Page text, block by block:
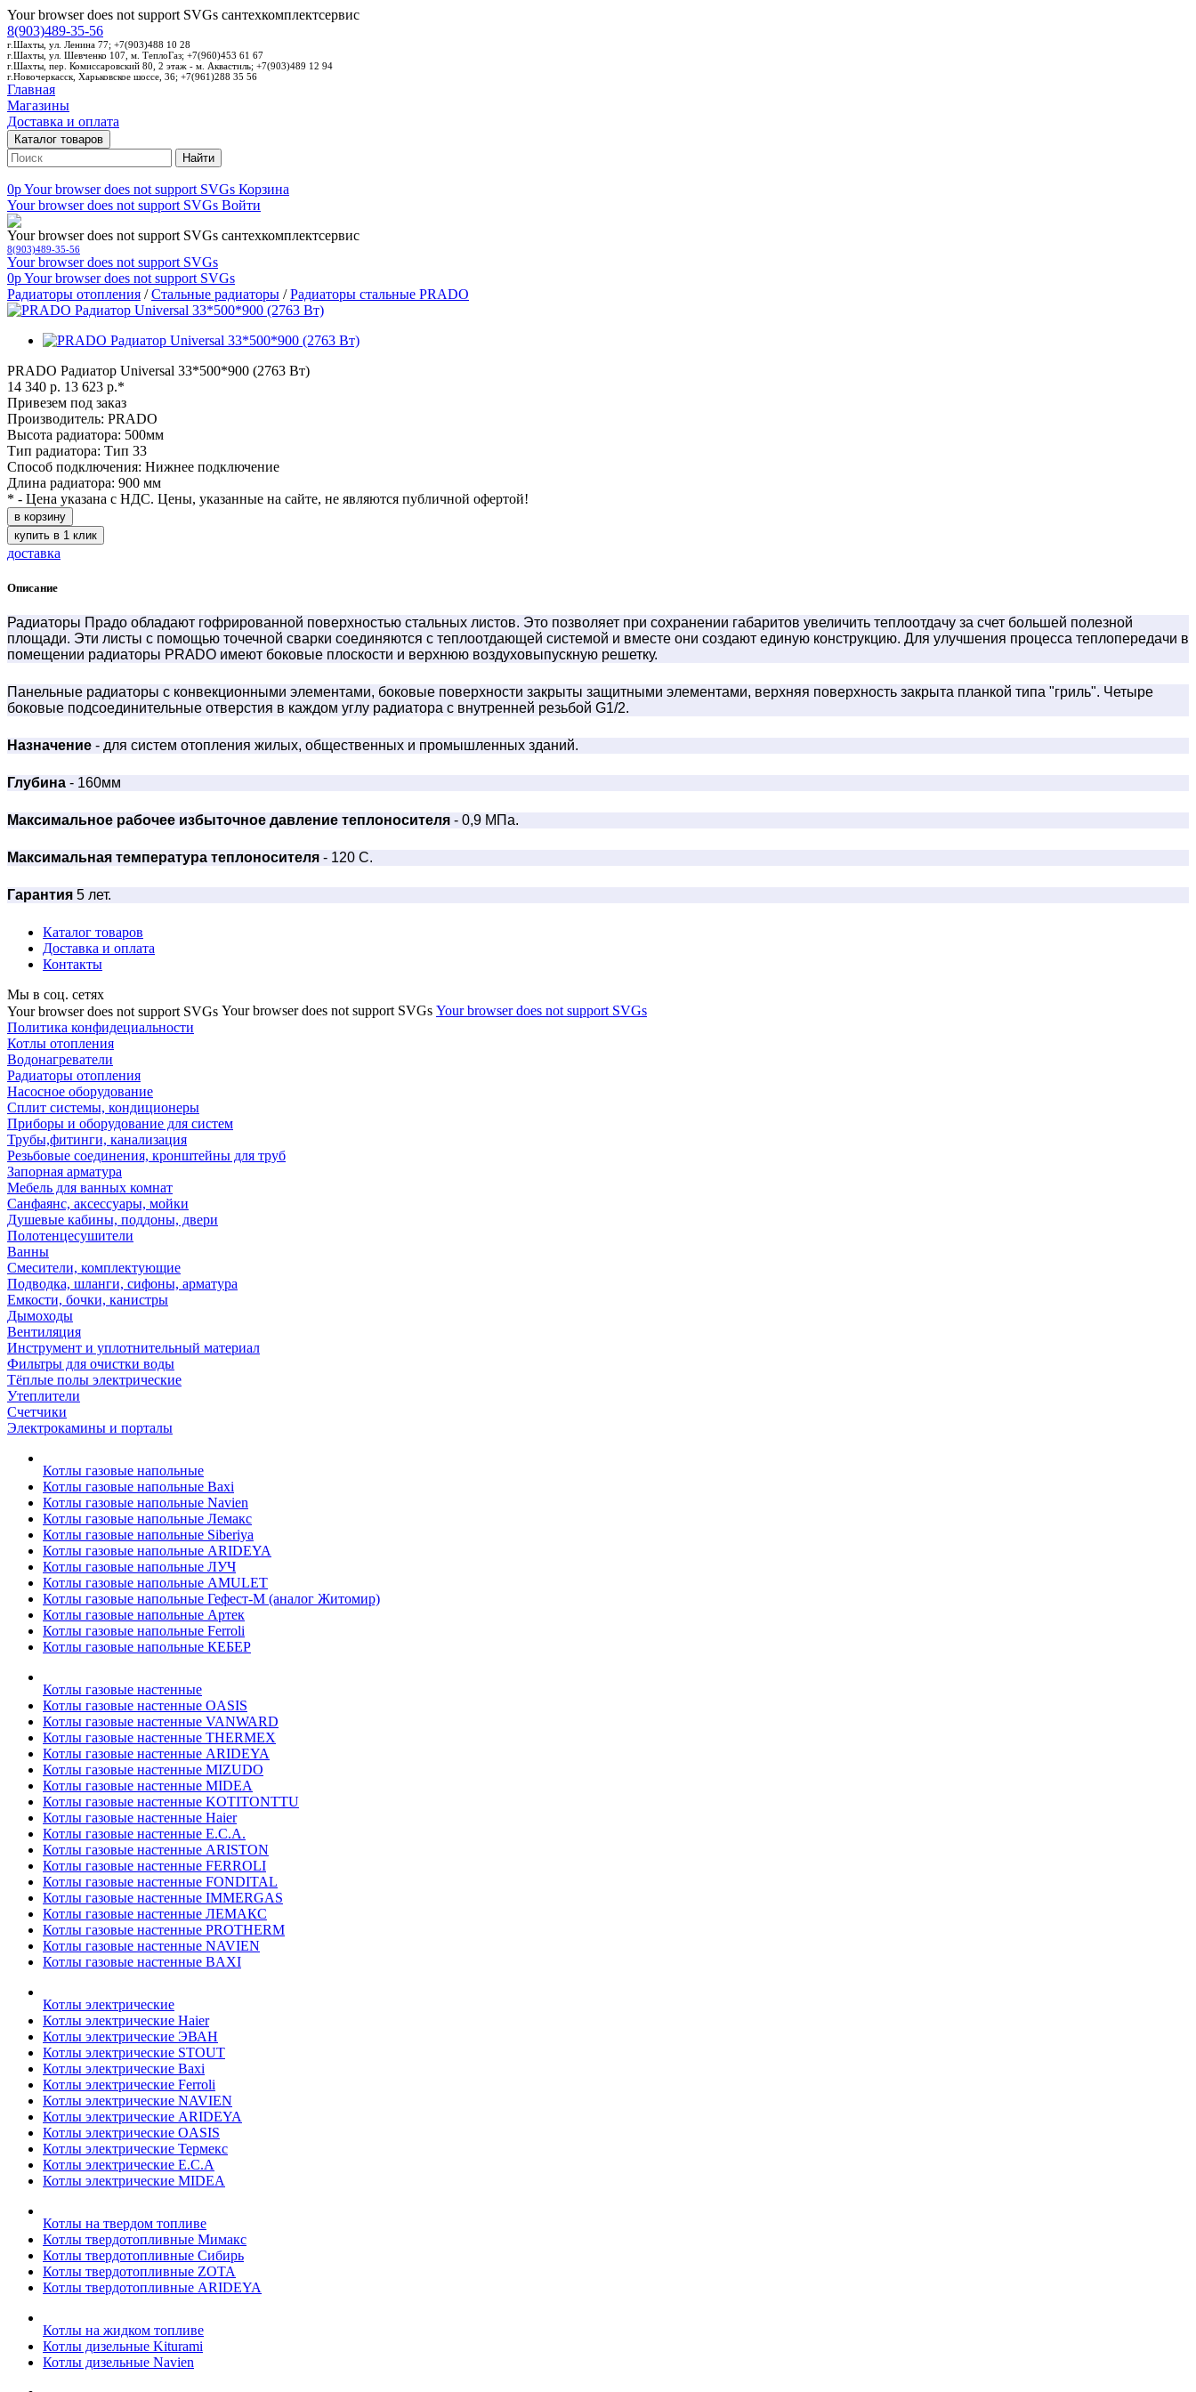
Your browser does not support SVGs сантехкомплектсервис
8(903)489-35-56
г.Шахты, ул. Ленина 77; +7(903)488 10 28
г.Шахты, ул. Шевченко 107, м. ТеплоГаз; +7(960)453 61 67
г.Шахты, пер. Комиссаровский 80, 2 этаж - м. Аквастиль; +7(903)489 12 94
г.Новочеркасск, Харьковское шоссе, 36; +7(961)288 35 56
Главная
Магазины
Доставка и оплата
Каталог товаров
Найти
0pYour browser does not support SVGs Корзина
Your browser does not support SVGs Войти
Your browser does not support SVGs сантехкомплектсервис
8(903)489-35-56
Your browser does not support SVGs
0pYour browser does not support SVGs
Радиаторы отопления /Стальные радиаторы /Радиаторы стальные PRADO
PRADO Радиатор Universal 33*500*900 (2763 Вт)
14 340 р. 13 623 р.*
Привезем под заказ
Производитель: PRADO
Высота радиатора: 500мм
Тип радиатора: Тип 33
Способ подключения: Нижнее подключение
Длина радиатора: 900 мм
* - Цена указана с НДС. Цены, указанные на сайте, не являются публичной офертой!
в корзину
купить в 1 клик
доставка
Описание
Радиаторы Прадо обладают гофрированной поверхностью стальных листов. Это позволяет при сохранении габаритов увеличить теплоотдачу за счет большей полезной
площади. Эти листы с помощью точечной сварки соединяются с теплоотдающей системой и вместе они создают единую конструкцию. Для улучшения процесса теплопередачи в
помещении радиаторы PRADO имеют боковые плоскости и верхнюю воздуховыпускную решетку.
Панельные радиаторы с конвекционными элементами, боковые поверхности закрыты защитными элементами, верхняя поверхность закрыта планкой типа "гриль". Четыре
боковые подсоединительные отверстия в каждом углу радиатора с внутренней резьбой G1/2.
Назначение - для систем отопления жилых, общественных и промышленных зданий.
Глубина - 160мм
Максимальное рабочее избыточное давление теплоносителя - 0,9 МПа.
Максимальная температура теплоносителя - 120 С.
Гарантия 5 лет.
Каталог товаров
Доставка и оплата
Контакты
Мы в соц. сетях
Your browser does not support SVGs Your browser does not support SVGs Your browser does not support SVGs
Политика конфидециальности
Котлы отопления
Водонагреватели
Радиаторы отопления
Насосное оборудование
Сплит системы, кондиционеры
Приборы и оборудование для систем
Трубы,фитинги, канализация
Резьбовые соединения, кронштейны для труб
Запорная арматура
Мебель для ванных комнат
Санфаянс, аксессуары, мойки
Душевые кабины, поддоны, двери
Полотенцесушители
Ванны
Смесители, комплектующие
Подводка, шланги, сифоны, арматура
Емкости, бочки, канистры
Дымоходы
Вентиляция
Инструмент и уплотнительный материал
Фильтры для очистки воды
Тёплые полы электрические
Утеплители
Счетчики
Электрокамины и порталы
Котлы газовые напольные
Котлы газовые напольные Baxi
Котлы газовые напольные Navien
Котлы газовые напольные Лемакс
Котлы газовые напольные Siberiya
Котлы газовые напольные ARIDEYA
Котлы газовые напольные ЛУЧ
Котлы газовые напольные AMULET
Котлы газовые напольные Гефест-М (аналог Житомир)
Котлы газовые напольные Артек
Котлы газовые напольные Ferroli
Котлы газовые напольные КЕБЕР
Котлы газовые настенные
Котлы газовые настенные OASIS
Котлы газовые настенные VANWARD
Котлы газовые настенные THERMEX
Котлы газовые настенные ARIDEYA
Котлы газовые настенные MIZUDO
Котлы газовые настенные MIDEA
Котлы газовые настенные KOTITONTTU
Котлы газовые настенные Haier
Котлы газовые настенные E.C.A.
Котлы газовые настенные ARISTON
Котлы газовые настенные FERROLI
Котлы газовые настенные FONDITAL
Котлы газовые настенные IMMERGAS
Котлы газовые настенные ЛЕМАКС
Котлы газовые настенные PROTHERM
Котлы газовые настенные NAVIEN
Котлы газовые настенные BAXI
Котлы электрические
Котлы электрические Haier
Котлы электрические ЭВАН
Котлы электрические STOUT
Котлы электрические Baxi
Котлы электрические Ferroli
Котлы электрические NAVIEN
Котлы электрические ARIDEYA
Котлы электрические OASIS
Котлы электрические Термекс
Котлы электрические E.C.A
Котлы электрические MIDEA
Котлы на твердом топливе
Котлы твердотопливные Мимакс
Котлы твердотопливные Сибирь
Котлы твердотопливные ZOTA
Котлы твердотопливные ARIDEYA
Котлы на жидком топливе
Котлы дизельные Kiturami
Котлы дизельные Navien